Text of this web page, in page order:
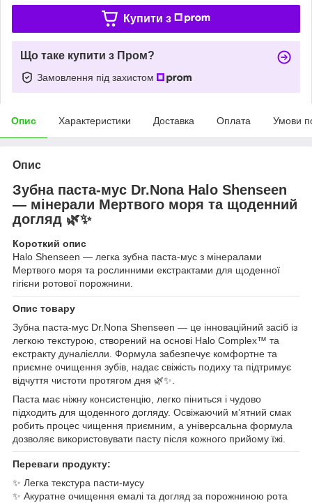
Купити з
Що таке купити з Пром?
Замовлення під захистом
Опис Характеристики Доставка Оплата Умови
Опис
Зубна паста-мус Dr.Nona Halo Shenseen
— мінерали Мертвого моря та щоденний
догляд 🌿✨
Короткий опис
Halo Shenseen — легка зубна паста-мус з мінералами
Мертвого моря та рослинними екстрактами для щоденної
гігієни ротової порожнини.
Опис товару
Зубна паста-мус Dr.Nona Shenseen — це інноваційний засіб із
легкою текстурою, створений на основі Halo Complex™ та
екстракту дуналієлли. Формула забезпечує комфортне та
приємне очищення зубів, надає свіжість подиху та підтримує
відчуття чистоти протягом дня 🌿✨.
Паста має ніжну консистенцію, легко піниться і чудово
підходить для щоденного догляду. Освіжаючий м’ятний смак
робить процес чищення приємним, а універсальна формула
дозволяє використовувати пасту після кожного прийому їжі.
Переваги продукту:
✨ Легка текстура пасти-мусу
✨ Акуратне очищення емалі та догляд за порожниною рота